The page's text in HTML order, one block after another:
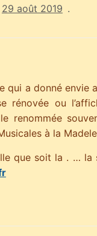
29 août 2019 .
a donné envie
rénovée ou
renommée
à la
que soit la . … la